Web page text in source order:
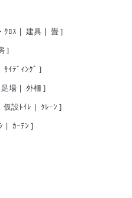
ｸﾛｽ | 建具| 畳]
]
ｻｲﾃﾞｨﾝｸﾞ ]
足場| 外柵 ]
仮設ﾄｲﾚ | ｸﾚｰﾝ ]
| ｶｰﾃﾝ ]